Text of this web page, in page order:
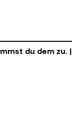
du dem zu. |